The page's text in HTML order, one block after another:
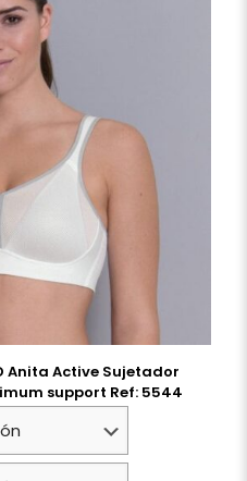
Anita Active Sujetador
support Ref: 5544